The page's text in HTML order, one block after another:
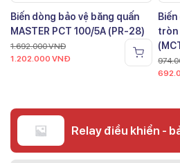
Biến dòng bảo vệ băng quấn
MASTER PCT 100/5A (PR-28)
1.692.000VNĐ
1.202.000 VNĐ
tròn
Relay điều khiển -